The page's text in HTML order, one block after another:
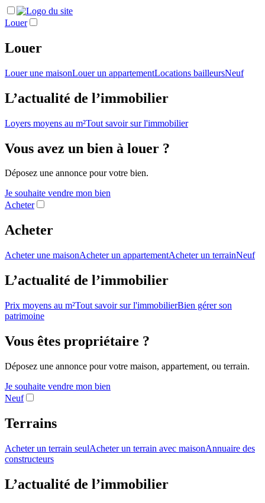
Louer
Louer
Louer une maisonLouer un appartementLocations bailleursNeuf
L’actualité de l’immobilier
Loyers moyens au m²Tout savoir sur l'immobilier
Vous avez un bien à louer ?
Déposez une annonce pour votre bien.
Je souhaite vendre mon bien
Acheter
Acheter
Acheter une maisonAcheter un appartementAcheter un terrainNeuf
L’actualité de l’immobilier
Prix moyens au m²Tout savoir sur l'immobilierBien gérer son
patrimoine
Vous êtes propriétaire ?
Déposez une annonce pour votre maison, appartement, ou terrain.
Je souhaite vendre mon bien
Neuf
Terrains
Acheter un terrain seulAcheter un terrain avec maisonAnnuaire des
constructeurs
L’actualité de l’immobilier